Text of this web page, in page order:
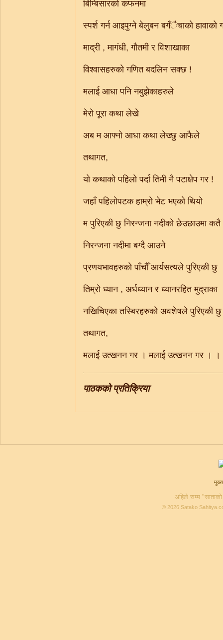
बिम्बिसारको कफनमा
स्पर्श गर्न आइपुग्ने बेलुबन बगँैचाको हावाको
माद्री , मागंधी, गौतमी र विशाखाका
विश्वासहरुको गणित बदलिन सक्छ !
मलाई आधा पनि नबुझेकाहरुले
मेरो पूरा कथा लेखे
अब म आफ्नो आधा कथा लेख्छु आफैले
तथागत,
यो कथाको पहिलो पर्दा तिमी नै पटाक्षेप गर !
जहाँ पहिलोपटक हाम्रो भेट भएको थियो
म पुरिएकी छु निरन्जना नदीको छेउछाउमा कतै
निरन्जना नदीमा बग्दै आउने
प्रणयभावहरुको पाँचौँ आर्यसत्यले पुरिएकी छु
तिम्रो ध्यान , अर्धध्यान र ध्यानरहित मुद्राका
नखिचिएका तस्बिरहरुको अवशेषले पुरिएकी छु
तथागत,
मलाई उत्खनन गर । मलाई उत्खनन गर । ।
पाठकको प्रतिक्रिया
अहिले सम्म "साताको
© 2026 Satako